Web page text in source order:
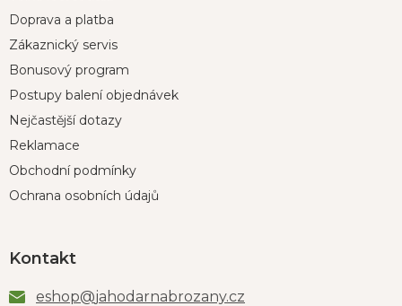
Doprava a platba
Zákaznický servis
Bonusový program
Postupy balení objednávek
Nejčastější dotazy
Reklamace
Obchodní podmínky
Ochrana osobních údajů
Kontakt
eshop@jahodarnabrozany.cz